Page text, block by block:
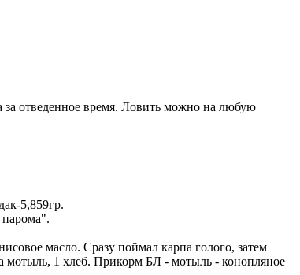
отведенное время. Ловить можно на любую
5,859гр.
парома".
масло. Сразу поймал карпа голого, затем
мотыль, 1 хлеб. Прикорм БЛ - мотыль - конопляное